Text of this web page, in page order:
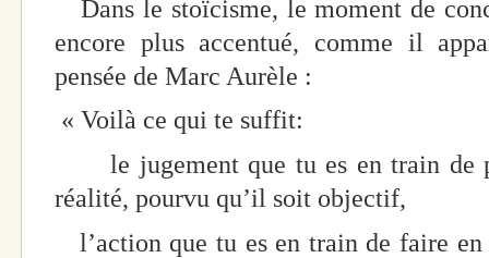
Dans le stoïcisme, le moment de
encore plus accentué, comme il
pensée de Marc Aurèle :
« Voilà ce qui te suffit:
le jugement que tu es en train de
réalité, pourvu qu’il soit objectif,
l’action que tu es en train de faire en